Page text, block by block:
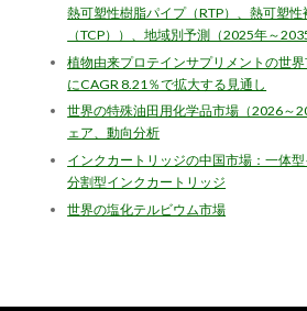
熱可塑性樹脂パイプ（RTP）、熱可塑
（TCP））、地域別予測（2025年～
植物由来プロテインサプリメントの世
にCAGR 8.21％で拡大する見通し
世界の特殊油田用化学品市場（2026～
ェア、動向分析
インクカートリッジの中国市場：一体型
分割型インクカートリッジ
世界の塩化テルビウム市場